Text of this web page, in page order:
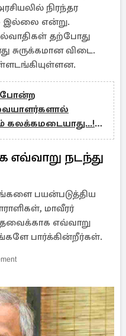
நிரந்தர
இல்லை என்று.
தற்போது
சுருக்கமான விடை.
போன்ற
கலக்கமடையாது...!
நடந்து
பயன்படுத்திய
மாவீரர்
எவ்வாறு
பார்க்கின்றீர்கள்.